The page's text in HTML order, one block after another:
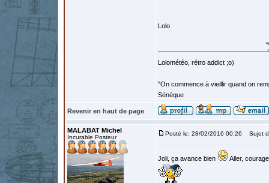
Lolo
Lolométéo, rétro addict ;o)
"On commence à vieillir quand on
Sénèque
Revenir en haut de page
MALABAT Michel
Incurable Posteur
Posté le: 28/02/2016 00:26 Sujet
Joli, ça avance bien Aller,